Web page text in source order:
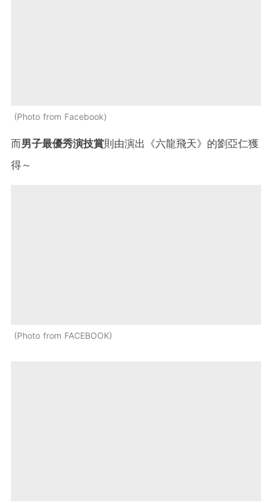
Photo from Facebook
而男子最優秀演技賞則由演出《六龍飛天》的劉亞仁獲
得～
Photo from FACEBOOK